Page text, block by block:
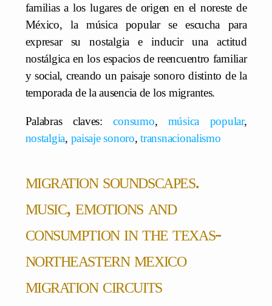
familias a los lugares de origen en el noreste de
México, la música popular se escucha para
expresar su nostalgia e inducir una actitud
nostálgica en los espacios de reencuentro familiar
y social, creando un paisaje sonoro distinto de la
temporada de la ausencia de los migrantes.
Palabras claves:consumo, música popular,
nostalgia, paisaje sonoro,transnacionalismo
migration soundscapes.
music, emotions and
consumption in the texas-
northeastern mexico
migration circuits